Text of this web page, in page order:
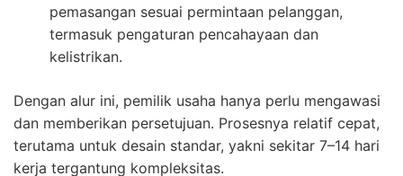
pemasangan sesuai permintaan pelanggan,
termasuk pengaturan pencahayaan dan
kelistrikan.
Dengan alur ini, pemilik usaha hanya perlu mengawasi
dan memberikan persetujuan. Prosesnya relatif cepat,
terutama untuk desain standar, yakni sekitar 7–14 hari
kerja tergantung kompleksitas.